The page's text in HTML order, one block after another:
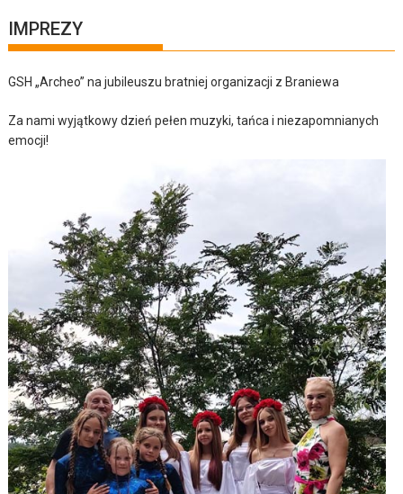
IMPREZY
GSH „Archeo” na jubileuszu bratniej organizacji z Braniewa
Za nami wyjątkowy dzień pełen muzyki, tańca i niezapomnianych
emocji!